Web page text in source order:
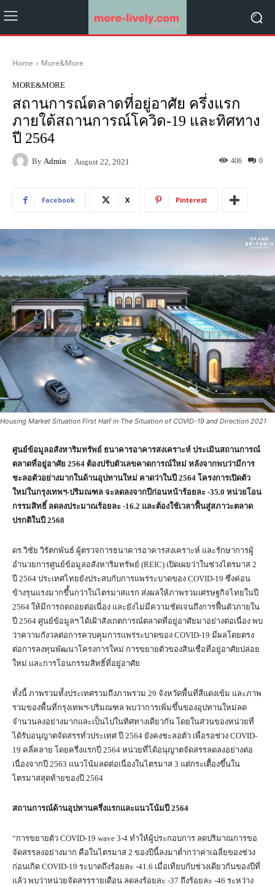
Home More&More
MORE&MORE
สถานการณ์ตลาดที่อยู่อาศัย ครึ่งแรก
ภายใต้สถานการณ์โควิด-19 และทิศทาง
ปี 2564
By Admin August 22, 2021 0
406
Facebook X Pinterest
Housing Market Situation First Half in The Situation of COVID-19 and Direction 2021
ศูนย์ข้อมูลอสังหาริมทรัพย์ ธนาคารอาคารสงเคราะห์ ประเมินสถานการณ์
ตลาดที่อยู่อาศัย 2564 ต้องปรับตัวเลขคาดการณ์ใหม่ หลังจากพบว่ามีการ
ชะลอตัวอย่างมากในด้านอุปทานใหม่ คาดว่าในปี 2564 โครงการเปิดตัว
ใหม่ในกรุงเทพฯ-ปริมณฑล จะลดลงจากปีก่อนหน้าร้อยละ -35.0 หน่วยโอน
กรรมสิทธิ์ ลดลงประมาณร้อยละ -16.2 และต้องใช้เวลาฟื้นสู่สภาวะตลาด
ปรกติในปี 2568
ดร.วิชัย วิรัตกพันธ์ ผู้ตรวจการธนาคารอาคารสงเคราะห์ และรักษาการผู้
อำนวยการศูนย์ข้อมูลอสังหาริมทรัพย์ (REIC) เปิดเผยว่าในช่วงไตรมาส 2
ปี 2564 ประเทศไทยยังประสบกับการแพร่ระบาดของ COVID-19 ซึ่งค่อน
ข้างรุนแรงมากขึ้้นกว่าในไตรมาสแรก ส่งผลให้ภาพรวมเศรษฐกิจไทยในปี
2564 ให้มีการถดถอยต่อเนื่่อง และยังไม่มีความชัดเจนถึงการฟื้นตัวภายใน
ปี 2564 ศูนย์ข้อมูลฯ ได้เฝ้าสังเกตการณ์ตลาดที่อยู่อาศัยมาอย่างต่อเนื่อง พบ
ว่าความกังวลต่อการควบคุุมการแพร่ระบาดของ COVID-19 มีผลโดยตรง
ต่อการลงทุนพัฒนาโครงการใหม่ การขยายตัวของสินเชื่อที่อยู่อาศัยปล่อย
ใหม่ และการโอนกรรมสิทธิ์ที่อยู่อาศัย
ทั้งนี้ ภาพรวมทั้งประเทศรวมถึงภาพรวม 29 จังหวัดพื้นที่สีแดงเข้ม และภาพ
รวมของพื้นที่กรุงเทพฯ-ปริมณฑล พบว่าการเพิ่มขึ้นของอุปทานใหม่ลด
จำนวนลงอย่างมากและเป็นไปในทิศทางเดียวกัน โดยในส่วนของหน่วยที่
ได้รับอนุญาตจัดสรรทั่วประเทศ ปี 2564 ยังคงชะลอตัว เพื่อรอช่วง COVID-
19 คลี่คลาย โดยครึ่งแรกปี 2564 หน่วยที่ได้อนุญาตจัดสรรลดลงอย่างต่อ
เนื่องจากปี 2563 แนวโน้มลดต่อเนื่องในไตรมาส 3 แต่กระเตื้องขึ้นใน
ไตรมาสสุดท้ายของปี 2564
สถานการณ์ด้านอุปทานครึ่งแรกและแนวโน้มปี 2564
“การขยายตัว COVID-19 wave 3-4 ทำให้ผู้ประกอบการ ลดปริมาณการขอ
จัดสรรลงอย่างมาก คือในไตรมาส 2 ของปีนี้ลงมาต่ำกว่าค่าเฉลี่ยของช่วง
ก่อนเกิด COVID-19 ระบาดถึงร้อยละ -41.6 เมื่อเทียบกับช่วงเดียวกันของปีที่
แล้ว พบว่าหน่วยจัดสรรรายเดือน ลดลงร้อยละ -37 ถึงร้อยละ -46 ระหว่าง